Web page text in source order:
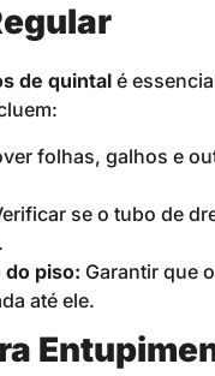
de quintal é
folhas, galhos e
se o tubo de
do piso: Garantir que
até ele.